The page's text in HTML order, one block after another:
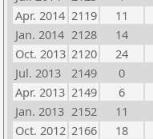
Apr. 2014 2119 11
Jan. 2014 2128 14
Oct. 2013 2120 24
Jul. 2013
2149 0
Apr. 2013 2149 6
Jan. 2013 2152 11
Oct. 2012 2166 18